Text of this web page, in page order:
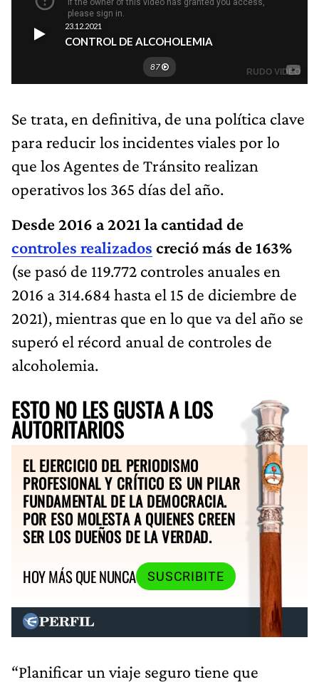
Se trata, en definitiva, de una política clave
para reducir los incidentes viales por lo
que los Agentes de Tránsito realizan
operativos los 365 días del año.
Desde 2016 a 2021 la cantidad de
controles realizados creció más de 163%
(se pasó de 119.772 controles anuales en
2016 a 314.684 hasta el 15 de diciembre de
2021), mientras que en lo que va del año se
superó el récord anual de controles de
alcoholemia.
ESTO NO LES GUSTA A LOS
AUTORITARIOS
EL EJERCICIO DEL PERIODISMO
PROFESIONAL Y CRÍTICO ES UN PILAR
FUNDAMENTAL DE LA DEMOCRACIA.
POR ESO MOLESTA A QUIENES CREEN
SER LOS DUEÑOS DE LA VERDAD.
HOY MÁS QUE NUNCA
SUSCRIBITE
“Planificar un viaje seguro tiene que